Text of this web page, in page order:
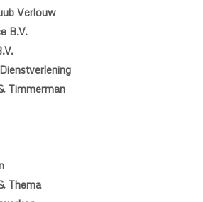
Verlouw
B.V.
Timmerman
Thema